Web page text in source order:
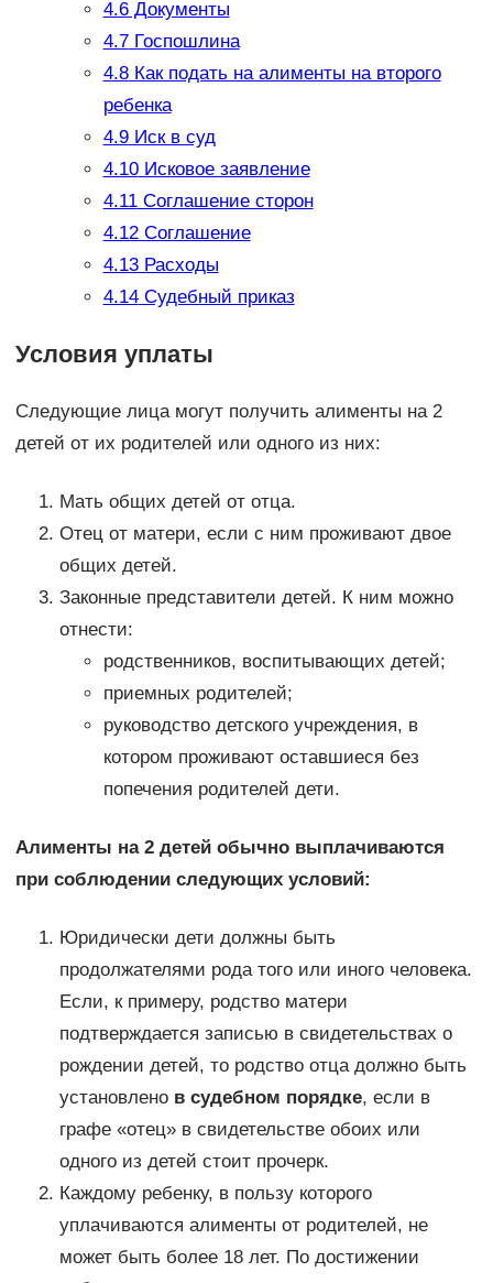
4.6Документы
4.7Госпошлина
4.8Как подать на алименты на второго
ребенка
4.9Иск в суд
4.10Исковое заявление
4.11Соглашение сторон
4.12Соглашение
4.13Расходы
4.14Судебный приказ
Условия уплаты
Следующие лица могут получить алименты на 2
детей от их родителей или одного из них:
Мать общих детей от отца.
Отец от матери, если с ним проживают двое
общих детей.
Законные представители детей. К ним можно
отнести:
родственников, воспитывающих детей;
приемных родителей;
руководство детского учреждения, в
котором проживают оставшиеся без
попечения родителей дети.
Алименты на 2 детей обычно выплачиваются
при соблюдении следующих условий:
Юридически дети должны быть
продолжателями рода того или иного человека.
Если, к примеру, родство матери
подтверждается записью в свидетельствах о
рождении детей, то родство отца должно быть
установлено в судебном порядке, если в
графе «отец» в свидетельстве обоих или
одного из детей стоит прочерк.
Каждому ребенку, в пользу которого
уплачиваются алименты от родителей, не
может быть более 18 лет. По достижении